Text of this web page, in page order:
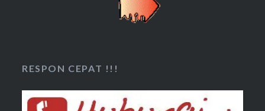
RESPON CEPAT !!!